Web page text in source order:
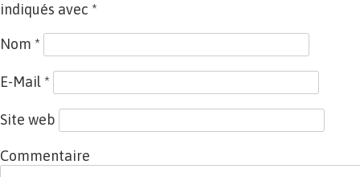
indiqués avec *
Nom *
E-Mail *
Site web
Commentaire